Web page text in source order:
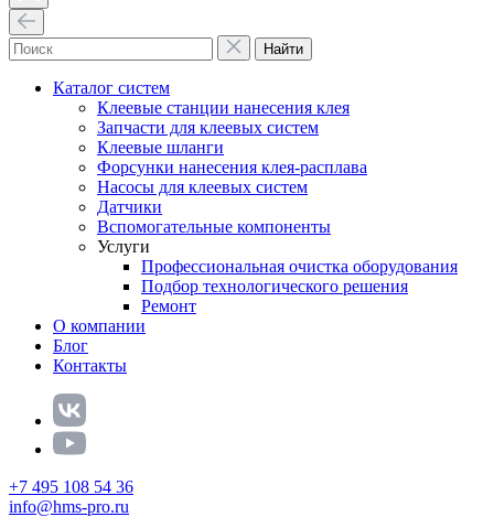
Найти
Каталог систем
Клеевые станции нанесения клея
Запчасти для клеевых систем
Клеевые шланги
Форсунки нанесения клея-расплава
Насосы для клеевых систем
Датчики
Вспомогательные компоненты
Услуги
Профессиональная очистка оборудования
Подбор технологического решения
Ремонт
О компании
Блог
Контакты
+7 495 108 54 36
info@hms-pro.ru